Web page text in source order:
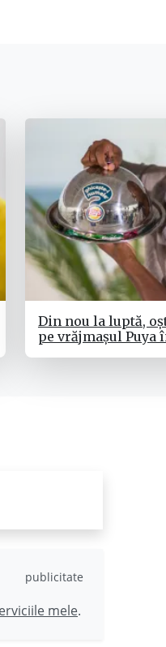
Din nou la luptă,
pe vrăjmașul Puya
publicitate
mele.